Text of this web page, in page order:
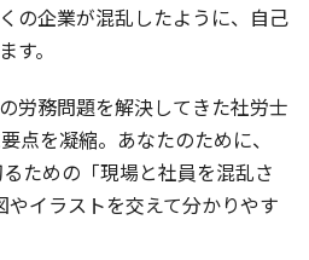
の企業が混乱したように、自己
す。
労務問題を解決してきた社労士
点を凝縮。あなたのために、
ための「現場と社員を混乱さ
イラストを交えて分かりやす